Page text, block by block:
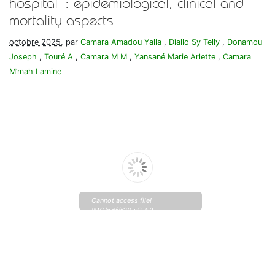
mortality aspects
octobre 2025, par Camara Amadou Yalla , Diallo Sy Telly , Donamou
Joseph , Touré A , Camara M M , Yansané Marie Arlette , Camara
M’mah Lamine
Cannot access file!
IMG/pdf/t30_v2_52-